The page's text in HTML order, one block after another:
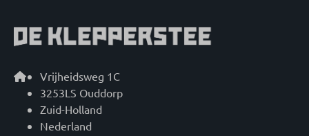
Vrijheidsweg 1C
3253LS Ouddorp
Zuid-Holland
Nederland